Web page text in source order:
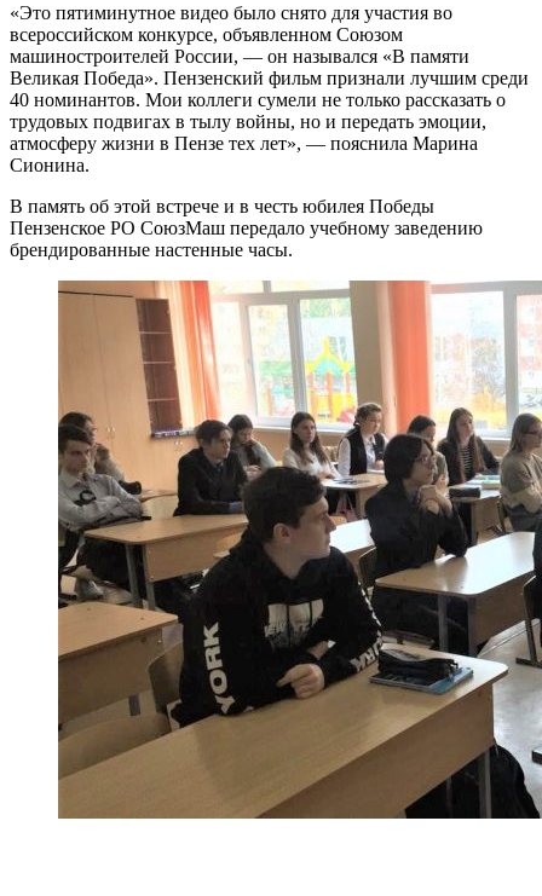
«Это пятиминутное видео было снято для участия во
всероссийском конкурсе, объявленном Союзом
машиностроителей России, — он назывался «В памяти
Великая Победа». Пензенский фильм признали лучшим среди
40 номинантов. Мои коллеги сумели не только рассказать о
трудовых подвигах в тылу войны, но и передать эмоции,
атмосферу жизни в Пензе тех лет», — пояснила Марина
Сионина.
В память об этой встрече и в честь юбилея Победы
Пензенское РО СоюзМаш передало учебному заведению
брендированные настенные часы.